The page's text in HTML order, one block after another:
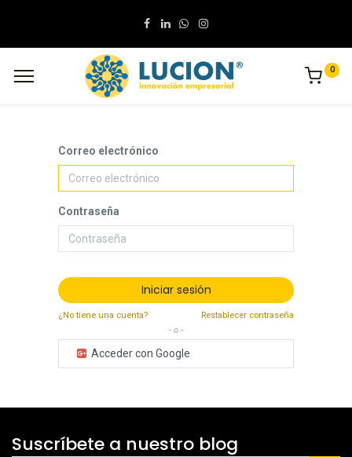
0
Correo electrónico
Contraseña
Iniciar sesión
¿No tiene una cuenta?
Restablecer contraseña
- o -
Acceder con Google
Suscríbete a nuestro blog